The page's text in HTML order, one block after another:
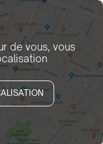
de vous, vous